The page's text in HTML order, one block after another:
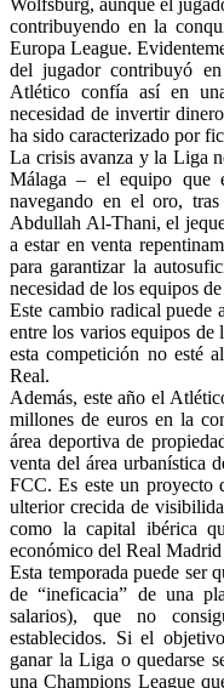
contribuyendo en la
Europa League.
del jugador contribuyó
Atlético confía así en
necesidad de invertir
ha sido caracterizado por
La crisis avanza y la Liga
Málaga – el equipo que
navegando en el oro,
Abdullah Al-Thani, el
a estar en venta
para garantizar la
necesidad de los equipos
Este cambio radical puede
entre los varios equipos
esta competición no esté
Real.
Además, este año el
millones de euros en la
área deportiva de
venta del área urbanística
FCC. Es este un proyecto
ulterior crecida de
como la capital ibérica
económico del Real
Esta temporada puede ser
de “ineficacia” de una
salarios), que no
establecidos. Si el
ganar la Liga o quedarse
una Champions League